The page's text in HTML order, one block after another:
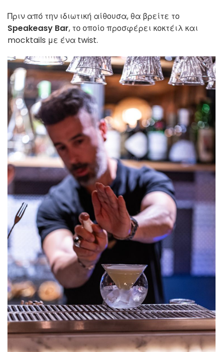
Πριν από την ιδιωτική αίθουσα, θα βρείτε το
Speakeasy Bar, το οποίο προσφέρει κοκτέιλ και
mocktails με ένα twist.